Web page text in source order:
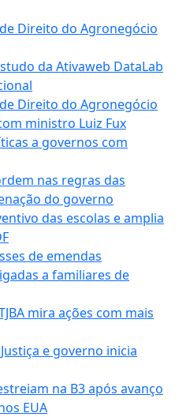
Direito do Agronegócio
da Ativaweb DataLab
Direito do Agronegócio
ministro Luiz Fux
a governos com
nas regras das
do governo
das escolas e amplia
de emendas
a familiares de
mira ações com mais
e governo inicia
na B3 após avanço
EUA